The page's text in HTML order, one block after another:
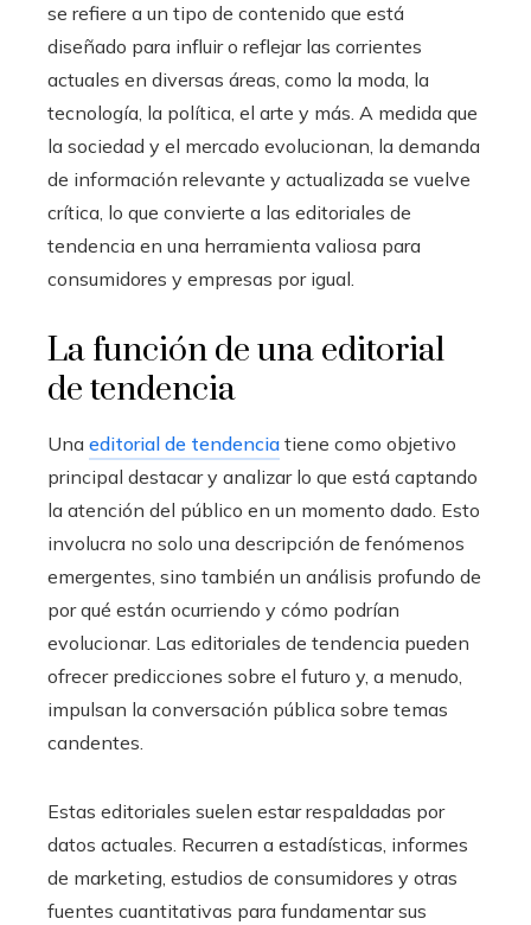
se refiere a un tipo de contenido que está
diseñado para influir o reflejar las corrientes
actuales en diversas áreas, como la moda, la
tecnología, la política, el arte y más. A medida que
la sociedad y el mercado evolucionan, la demanda
de información relevante y actualizada se vuelve
crítica, lo que convierte a las editoriales de
tendencia en una herramienta valiosa para
consumidores y empresas por igual.
La función de una editorial
de tendencia
Una editorial de tendencia tiene como objetivo
principal destacar y analizar lo que está captando
la atención del público en un momento dado. Esto
involucra no solo una descripción de fenómenos
emergentes, sino también un análisis profundo de
por qué están ocurriendo y cómo podrían
evolucionar. Las editoriales de tendencia pueden
ofrecer predicciones sobre el futuro y, a menudo,
impulsan la conversación pública sobre temas
candentes.
Estas editoriales suelen estar respaldadas por
datos actuales. Recurren a estadísticas, informes
de marketing, estudios de consumidores y otras
fuentes cuantitativas para fundamentar sus